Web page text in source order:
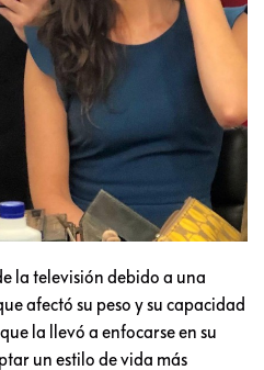
la televisión debido a una
afectó su peso y su capacidad
la llevó a enfocarse en su
un estilo de vida más